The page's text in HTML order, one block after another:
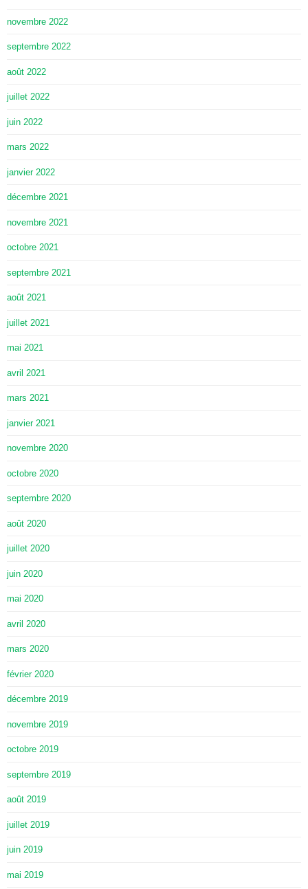
novembre 2022
septembre 2022
août 2022
juillet 2022
juin 2022
mars 2022
janvier 2022
décembre 2021
novembre 2021
octobre 2021
septembre 2021
août 2021
juillet 2021
mai 2021
avril 2021
mars 2021
janvier 2021
novembre 2020
octobre 2020
septembre 2020
août 2020
juillet 2020
juin 2020
mai 2020
avril 2020
mars 2020
février 2020
décembre 2019
novembre 2019
octobre 2019
septembre 2019
août 2019
juillet 2019
juin 2019
mai 2019